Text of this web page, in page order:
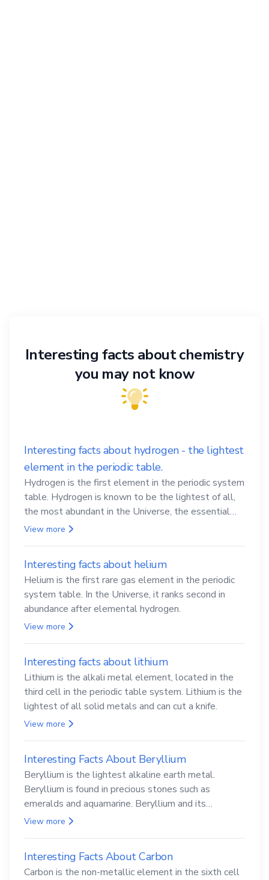
Interesting facts about chemistry
you may not know
Interesting facts about hydrogen - the lightest
element in the periodic table.
Hydrogen is the first element in the periodic system
table. Hydrogen is known to be the lightest of all,
the most abundant in the Universe, the essential
element for life
View more
Interesting facts about helium
Helium is the first rare gas element in the periodic
system table. In the Universe, it ranks second in
abundance after elemental hydrogen.
View more
Interesting facts about lithium
Lithium is the alkali metal element, located in the
third cell in the periodic table system. Lithium is the
lightest of all solid metals and can cut a knife.
View more
Interesting Facts About Beryllium
Beryllium is the lightest alkaline earth metal.
Beryllium is found in precious stones such as
emeralds and aquamarine. Beryllium and its
compounds are both carcinogenic.
View more
Interesting Facts About Carbon
Carbon is the non-metallic element in the sixth cell